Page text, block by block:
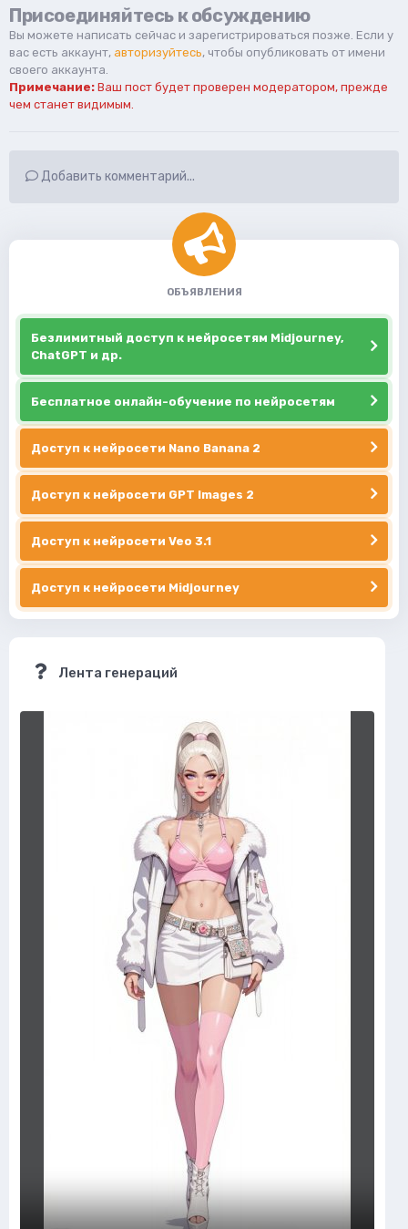
Присоединяйтесь к обсуждению
Вы можете написать сейчас и зарегистрироваться позже. Если у
вас есть аккаунт, авторизуйтесь, чтобы опубликовать от имени
своего аккаунта.
Примечание: Ваш пост будет проверен модератором, прежде
чем станет видимым.
Добавить комментарий...
ОБЪЯВЛЕНИЯ
Безлимитный доступ к нейросетям Midjourney,
ChatGPT и др.
Бесплатное онлайн-обучение по нейросетям
Доступ к нейросети Nano Banana 2
Доступ к нейросети GPT Images 2
Доступ к нейросети Veo 3.1
Доступ к нейросети Midjourney
Лента генераций